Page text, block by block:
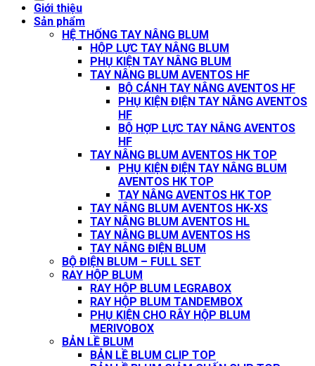
Giới thiệu
Sản phẩm
HỆ THỐNG TAY NÂNG BLUM
HỘP LỰC TAY NÂNG BLUM
PHỤ KIỆN TAY NÂNG BLUM
TAY NÂNG BLUM AVENTOS HF
BỘ CÁNH TAY NÂNG AVENTOS HF
PHỤ KIỆN ĐIỆN TAY NÂNG AVENTOS
HF
BỘ HỢP LỰC TAY NÂNG AVENTOS
HF
TAY NÂNG BLUM AVENTOS HK TOP
PHỤ KIỆN ĐIỆN TAY NÂNG BLUM
AVENTOS HK TOP
TAY NÂNG AVENTOS HK TOP
TAY NÂNG BLUM AVENTOS HK-XS
TAY NÂNG BLUM AVENTOS HL
TAY NÂNG BLUM AVENTOS HS
TAY NÂNG ĐIỆN BLUM
BỘ ĐIỆN BLUM – FULL SET
RAY HỘP BLUM
RAY HỘP BLUM LEGRABOX
RAY HỘP BLUM TANDEMBOX
PHỤ KIỆN CHO RÂY HỘP BLUM
MERIVOBOX
BẢN LỀ BLUM
BẢN LỀ BLUM CLIP TOP